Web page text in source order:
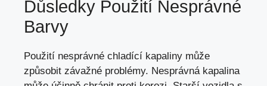
Důsledky Použití Nesprávné
Barvy
Použití nesprávné chladící kapaliny může
způsobit závažné problémy. Nesprávná kapalina